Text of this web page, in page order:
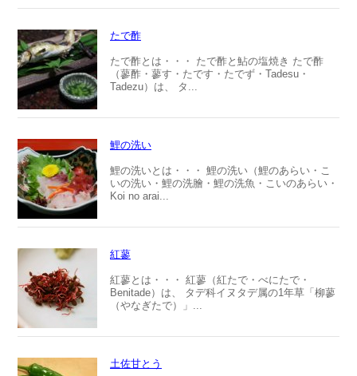
たで酢
たで酢とは・・・ たで酢と鮎の塩焼き たで酢
（蓼酢・蓼す・たです・たでず・Tadesu・
Tadezu）は、 タ...
鯉の洗い
鯉の洗いとは・・・ 鯉の洗い（鯉のあらい・こ
いの洗い・鯉の洗膾・鯉の洗魚・こいのあらい・
Koi no arai...
紅蓼
紅蓼とは・・・ 紅蓼（紅たで・べにたで・
Benitade）は、 タデ科イヌタデ属の1年草「柳蓼
（やなぎたで）」...
土佐甘とう